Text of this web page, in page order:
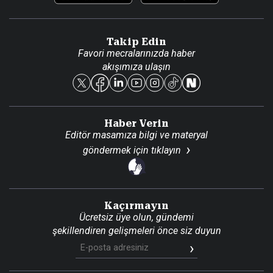
Reklam Ver
Takip Edin
Favori mecralarınızda haber
akışımıza ulaşın
Haber Verin
Editör masamıza bilgi ve materyal
göndermek için tıklayın
Kaçırmayın
Ücretsiz üye olun, gündemi
şekillendiren gelişmeleri önce siz duyun